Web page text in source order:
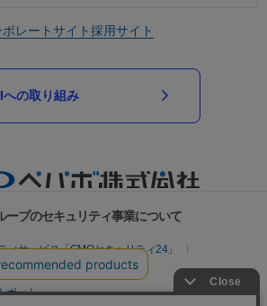
ポレートサイト採用サイト
への取り組み
ープのセキュリティ事業について
サービス「GMOセキュリティ24」
サイトリスク診断
ボット